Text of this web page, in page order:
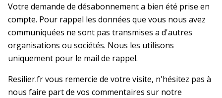
Votre demande de désabonnement a bien été prise en
compte. Pour rappel les données que vous nous avez
communiquées ne sont pas transmises a d'autres
organisations ou sociétés. Nous les utilisons
uniquement pour le mail de rappel.
Resilier.fr vous remercie de votre visite, n'hésitez pas à
nous faire part de vos commentaires sur notre